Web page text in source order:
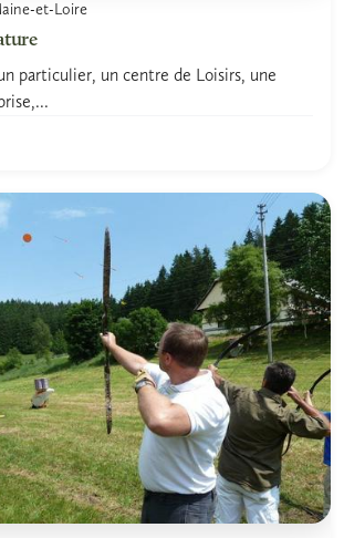
et-Loire
particulier, un centre de Loisirs, une